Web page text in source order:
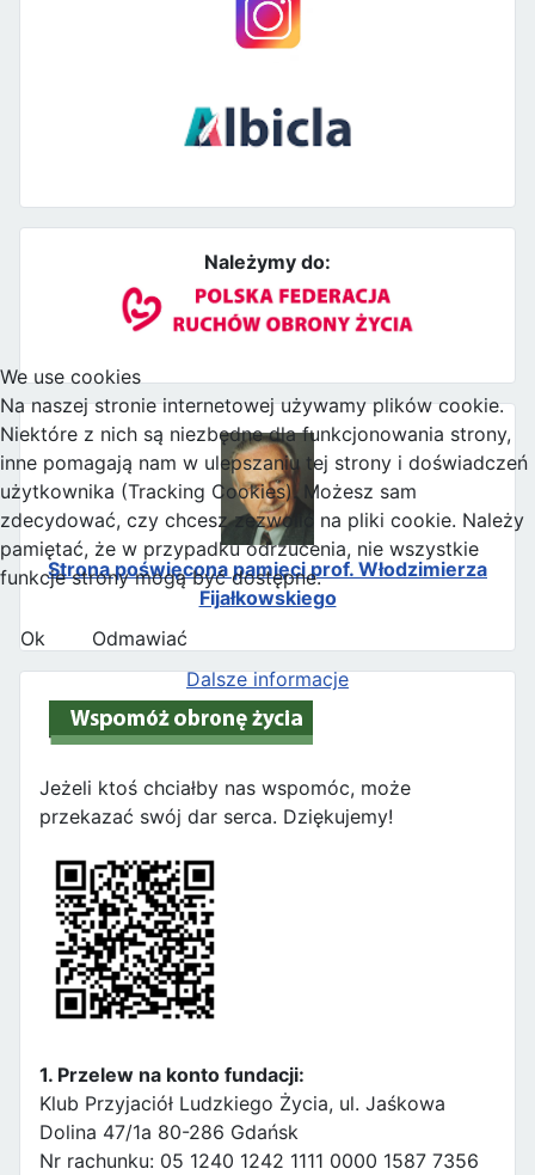
Należymy do:
Strona poświęcona pamięci prof. Włodzimierza
Fijałkowskiego
Jeżeli ktoś chciałby nas wspomóc, może
przekazać swój dar serca. Dziękujemy!
1. Przelew na konto fundacji:
Klub Przyjaciół Ludzkiego Życia, ul. Jaśkowa
Dolina 47/1a 80-286 Gdańsk
Nr rachunku: 05 1240 1242 1111 0000 1587 7356
We use cookies
Na naszej stronie internetowej używamy plików cookie.
Niektóre z nich są niezbędne dla funkcjonowania strony,
inne pomagają nam w ulepszaniu tej strony i doświadczeń
użytkownika (Tracking Cookies). Możesz sam
zdecydować, czy chcesz zezwolić na pliki cookie. Należy
pamiętać, że w przypadku odrzucenia, nie wszystkie
funkcje strony mogą być dostępne.
Ok
Odmawiać
Dalsze informacje